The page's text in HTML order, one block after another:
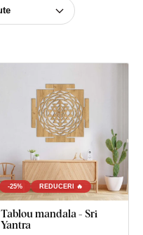
-25% REDUCERI 🔥
Tablou mandala - Sri
Yantra